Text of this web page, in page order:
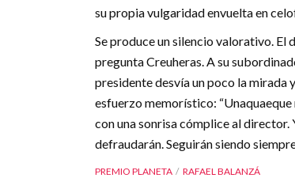
su propia vulgaridad envuelta en
Se produce un silencio valorativo. El
pregunta Creuheras. A su
presidente desvía un poco la mirada
esfuerzo memorístico: “Unaquaeque
con una sonrisa cómplice al director.
defraudarán. Seguirán siendo
PREMIO PLANETA RAFAEL BALANZÁ